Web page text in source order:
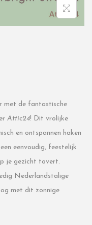
met de fantastische
Attic24! Dit vrolijke
en ontspannen haken
eenvoudig, feestelijk
je gezicht tovert.
Nederlandstalige
met dit zonnige